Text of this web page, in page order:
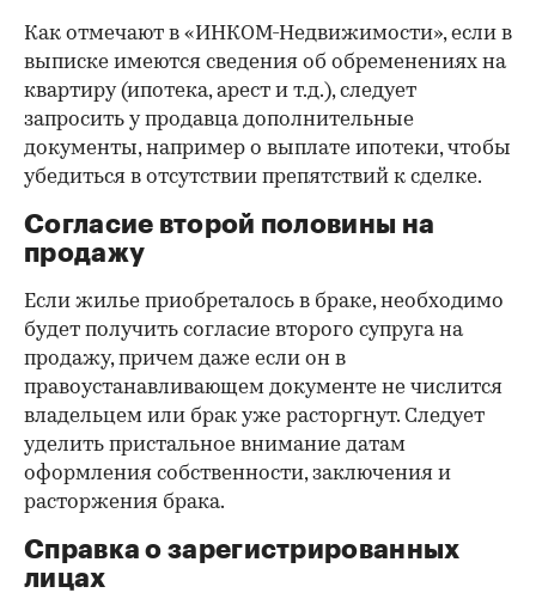
Как отмечают в «ИНКОМ-Недвижимости», если в
выписке имеются сведения об обременениях на
квартиру (ипотека, арест и т.д.), следует
запросить у продавца дополнительные
документы, например о выплате ипотеки, чтобы
убедиться в отсутствии препятствий к сделке.
Согласие второй половины на
продажу
Если жилье приобреталось в браке, необходимо
будет получить согласие второго супруга на
продажу, причем даже если он в
правоустанавливающем документе не числится
владельцем или брак уже расторгнут. Следует
уделить пристальное внимание датам
оформления собственности, заключения и
расторжения брака.
Справка о зарегистрированных
лицах